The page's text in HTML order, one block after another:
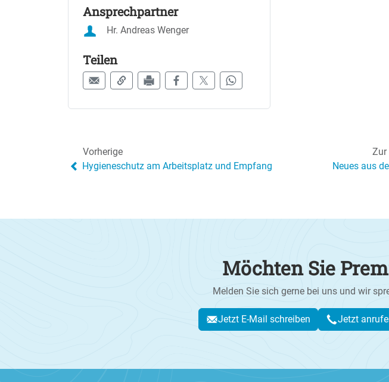
Ansprechpartner
Hr. Andreas Wenger
Teilen
Vorherige
Hygieneschutz am Arbeitsplatz und Empfang
Zur
Neues aus
Möchten Sie
Melden Sie sich gerne bei uns und wir
Jetzt E-Mail schreiben Jetzt